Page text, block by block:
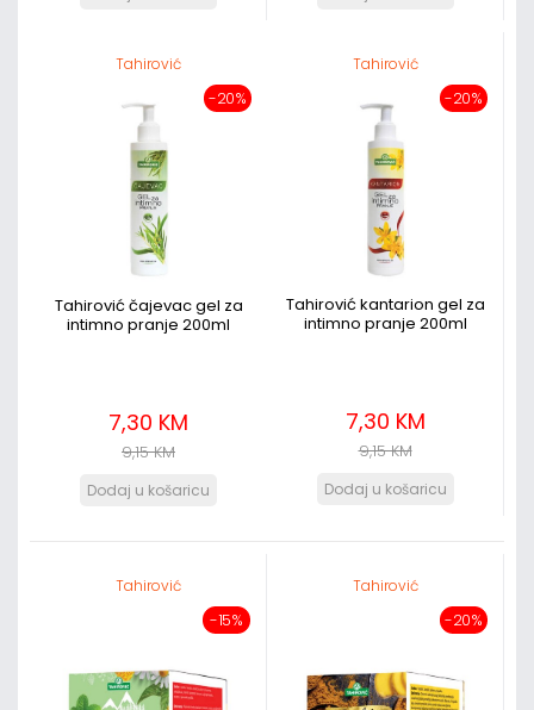
Tahirović
-20%
Tahirović čajevac gel za
intimno pranje 200ml
7,30 KM
9,15 KM
Tahirović
-20%
Tahirović kantarion gel za
intimno pranje 200ml
7,30 KM
9,15 KM
Tahirović
-15%
Tahirović
-20%